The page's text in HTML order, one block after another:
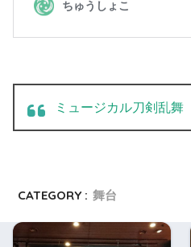
ミュージカル刀剣乱
CATEGORY : 舞台